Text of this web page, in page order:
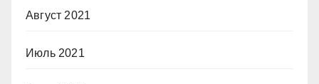
Август 2021
Июль 2021